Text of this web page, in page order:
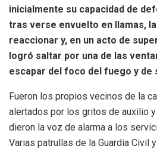
inicialmente su capacidad de
tras verse envuelto en llamas,
reaccionar y, en un acto de
logró saltar por una de las
escapar del foco del fuego y de
Fueron los propios vecinos de la
alertados por los gritos de auxilio
dieron la voz de alarma a los
Varias patrullas de la Guardia Civil